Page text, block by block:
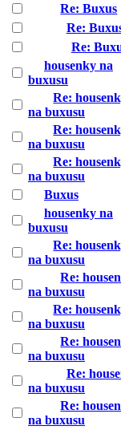
Re: Buxus
Re:
Re:
housenky na
buxusu
Re:
na buxusu
Re:
na buxusu
Re:
na buxusu
Buxus
housenky na
buxusu
Re:
na buxusu
Re:
na buxusu
Re:
na buxusu
Re:
na buxusu
Re:
na buxusu
Re:
na buxusu